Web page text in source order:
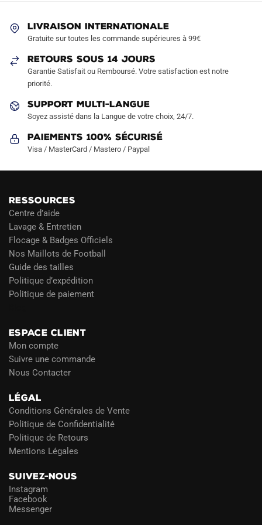
choisies
la
page
produit
page
LIVRAISON INTERNATIONALE
Gratuite sur toutes les commande supérieures à 99€
RETOURS SOUS 14 JOURS
Garantie Satisfait ou Remboursé. Votre satisfaction est notre
priorité.
SUPPORT MULTI-LANGUE
Soyez assisté dans la Langue de votre choix, 24/7.
Paiements 100% Sécurisé
Visa / MasterCard / Mastero / Paypal
RESSOURCES
Centre d’aide
Lavage & Entretien
Flocage & Badges Officiels
Nos Maillots de Football
Guide des tailles
Politique d’expédition
Politique de paiement
ESPACE CLIENT
Mon compte
Suivre une commande
Nous Contacter
LÉGAL
Conditions Générales de Vente
Politique de Confidentialité
Politique de Retours
Mentions Légales
SUIVEZ-NOUS
Instagram
Facebook
Messenger